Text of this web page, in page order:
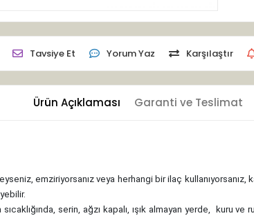
Tavsiye Et Yorum Yaz Karşılaştır
Ürün Açıklaması Garanti ve Teslimat
emziriyorsanız veya herhangi bir ilaç kullanıyorsanız,
serin, ağzı kapalı, ışık almayan yerde, kuru